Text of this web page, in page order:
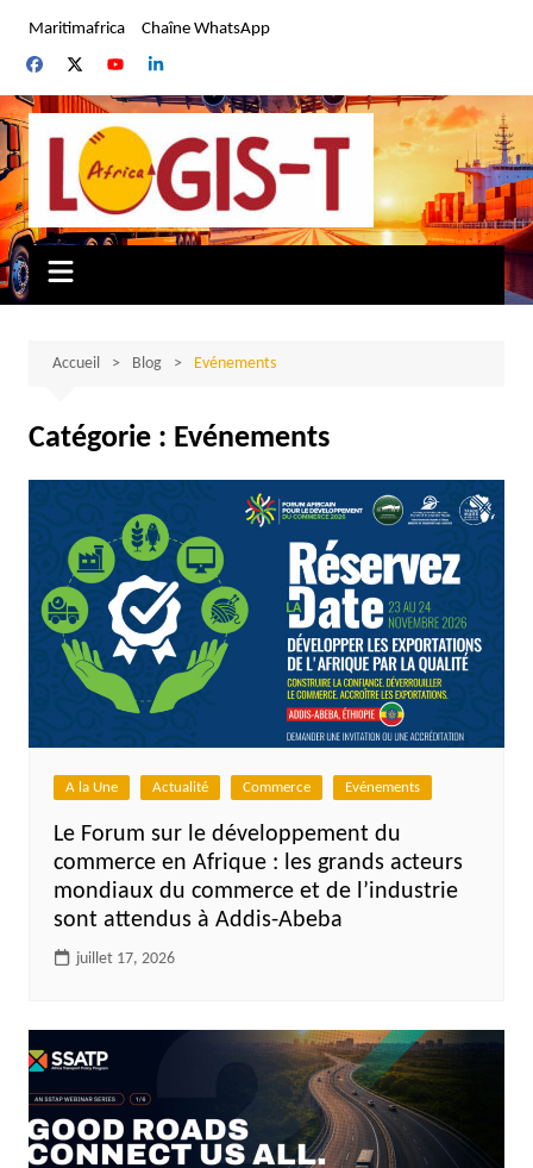
contenu
Maritimafrica Chaîne WhatsApp
Accueil Blog Evénements
Catégorie : Evénements
A la Une Actualité Commerce Evénements
Le Forum sur le développement du
commerce en Afrique : les grands acteurs
mondiaux du commerce et de l’industrie
sont attendus à Addis-Abeba
juillet 17, 2026